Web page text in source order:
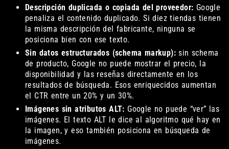
Descripción duplicada o copiada del proveedor: Google
penaliza el contenido duplicado. Si diez tiendas tienen
la misma descripción del fabricante, ninguna se
posiciona bien con ese texto.
Sin datos estructurados (schema markup):sin schema
de producto, Google no puede mostrar el precio, la
disponibilidad y las reseñas directamente en los
resultados de búsqueda. Esos enriquecidos aumentan
el CTR entre un 20% y un 30%.
Imágenes sin atributos ALT: Google no puede “ver” las
imágenes. El texto ALT le dice al algoritmo qué hay en
la imagen, y eso también posiciona en búsqueda de
imágenes.